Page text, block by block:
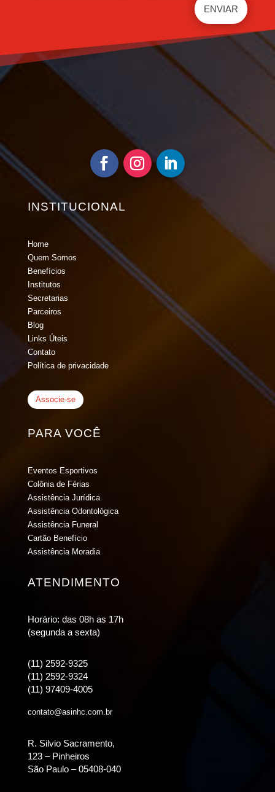
INSTITUCIONAL
Home
Quem Somos
Benefícios
Institutos
Secretarias
Parceiros
Blog
Links Úteis
Contato
Política de privacidade
Associe-se
PARA VOCÊ
Eventos Esportivos
Colônia de Férias
Assistência Jurídica
Assistência Odontológica
Assistência Funeral
Cartão Benefício
Assistência Moradia
ATENDIMENTO
Horário: das 08h as 17h
(segunda a sexta)
(11) 2592-9325
(11) 2592-9324
(11) 97409-4005
contato@asinhc.com.br
R. Silvio Sacramento,
123 – Pinheiros
São Paulo – 05408-040